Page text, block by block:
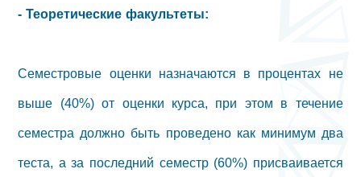
- Теоретические факультеты:
Семестровые оценки назначаются в процентах не
выше (40%) от оценки курса, при этом в течение
семестра должно быть проведено как минимум два
теста, а за последний семестр (60%) присваивается